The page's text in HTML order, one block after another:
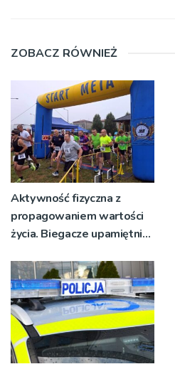
ZOBACZ RÓWNIEŻ
Aktywność fizyczna z
propagowaniem wartości
życia. Biegacze upamiętnili